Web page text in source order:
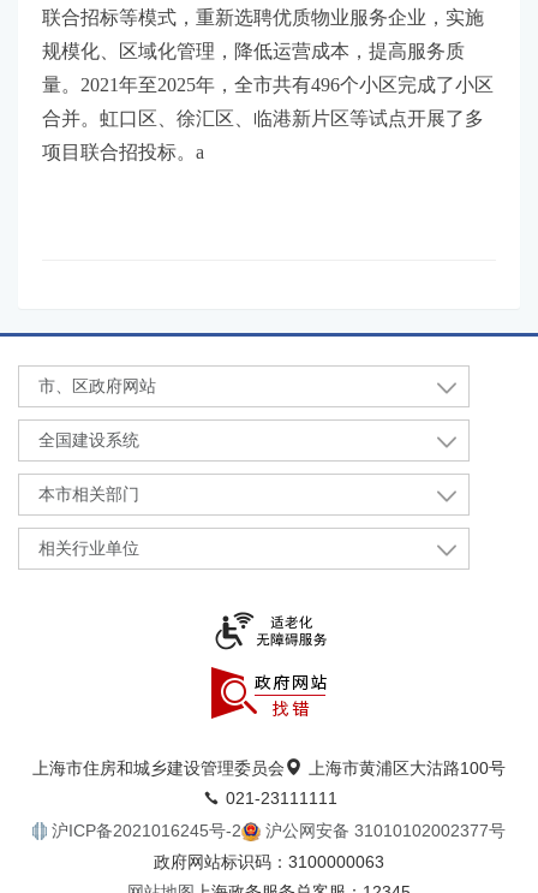
联合招标等模式，重新选聘优质物业服务企业，实施
规模化、区域化管理，降低运营成本，提高服务质
量。2021年至2025年，全市共有496个小区完成了小区
合并。虹口区、徐汇区、临港新片区等试点开展了多
项目联合招投标。a
市、区政府网站
全国建设系统
本市相关部门
相关行业单位
上海市住房和城乡建设管理委员会
上海市黄浦区大沽路100号
021-23111111
沪ICP备2021016245号-2
沪公网安备 31010102002377号
政府网站标识码：3100000063